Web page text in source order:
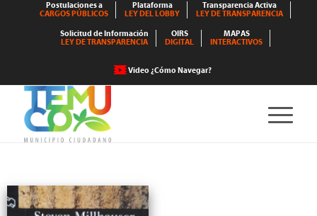
Postulaciones a
CARGOS PÚBLICOS
Plataforma
LEY DEL LOBBY
Transparencia Activa
LEY DE TRANSPARENCIA
Solicitud de Información
LEY DE TRANSPARENCIA
OIRS
DIGITAL
MAPAS
INTERACTIVOS
Video ¿Cómo Navegar?